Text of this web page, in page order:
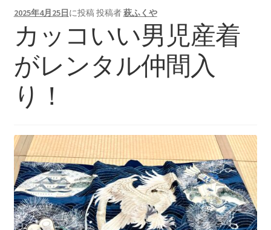
ス
キ
ッ
プ
ッ
プ
体験プラン予約
よくある質問
女将のアドバイス
ブログ
ニ
ュ
ー
を
展
開
お問い合わせ
サ
ブ
メ
ニ
ュ
ー
を
2025年4月25日に投稿投稿者萩ふくや
カッコいい男児産着
がレンタル仲間入
り！